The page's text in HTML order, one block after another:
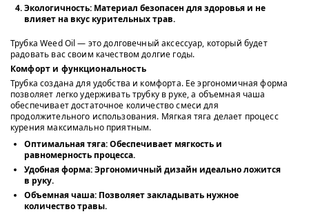
Экологичность: Материал безопасен для здоровья и не
влияет на вкус курительных трав.
Трубка Weed Oil — это долговечный аксессуар, который будет
радовать вас своим качеством долгие годы.
Комфорт и функциональность
Трубка создана для удобства и комфорта. Ее эргономичная форма
позволяет легко удерживать трубку в руке, а объемная чаша
обеспечивает достаточное количество смеси для
продолжительного использования. Мягкая тяга делает процесс
курения максимально приятным.
Оптимальная тяга:Обеспечивает мягкость и
равномерность процесса.
Удобная форма:Эргономичный дизайн идеально ложится
в руку.
Объемная чаша: Позволяет закладывать нужное
количество травы.